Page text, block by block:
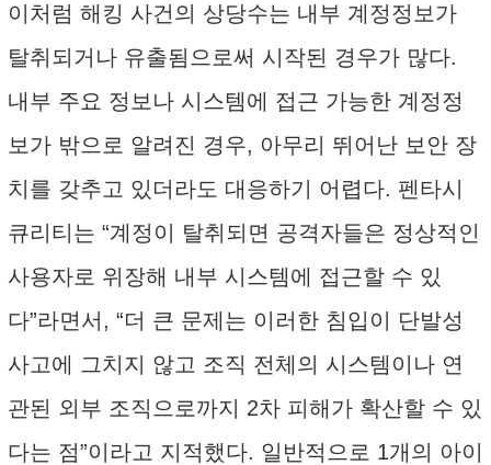
이처럼 해킹 사건의 상당수는 내부 계정정보가
탈취되거나 유출됨으로써 시작된 경우가 많다.
내부 주요 정보나 시스템에 접근 가능한 계정정
보가 밖으로 알려진 경우, 아무리 뛰어난 보안 장
치를 갖추고 있더라도 대응하기 어렵다. 펜타시
큐리티는 “계정이 탈취되면 공격자들은 정상적인
사용자로 위장해 내부 시스템에 접근할 수 있
다”라면서, “더 큰 문제는 이러한 침입이 단발성
사고에 그치지 않고 조직 전체의 시스템이나 연
관된 외부 조직으로까지 2차 피해가 확산할 수 있
다는 점”이라고 지적했다. 일반적으로 1개의 아이